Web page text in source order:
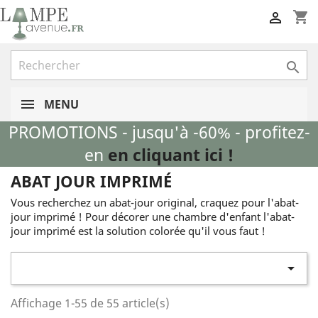
shopping_cart


MENU
PROMOTIONS - jusqu'à -60% - profitez-
en en cliquant ici !
ABAT JOUR IMPRIMÉ
Vous recherchez un abat-jour original, craquez pour l'abat-
jour imprimé ! Pour décorer une chambre d'enfant l'abat-
jour imprimé est la solution colorée qu'il vous faut !

Affichage 1-55 de 55 article(s)